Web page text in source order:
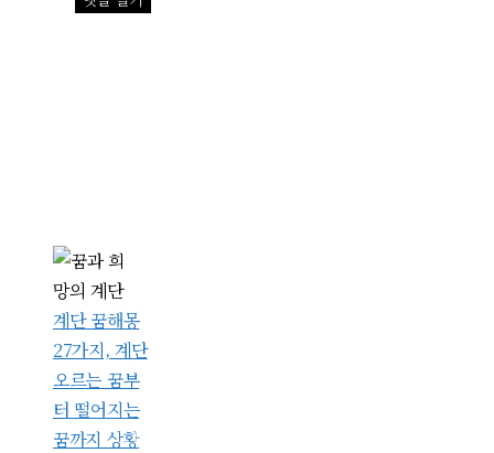
계단 꿈해몽
27가지, 계단
오르는 꿈부
터 떨어지는
꿈까지 상황